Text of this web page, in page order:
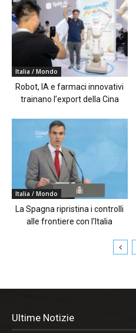
Italia / Mondo
Robot, IA e farmaci innovativi
trainano l’export della Cina
Italia / Mondo
La Spagna ripristina i controlli
alle frontiere con l’Italia
Ultime Notizie